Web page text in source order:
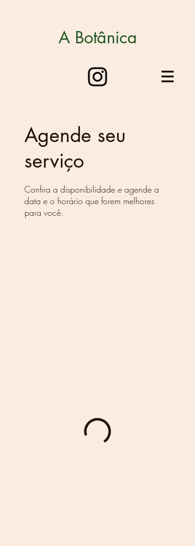
A Botânica
Agende seu
serviço
Confira a disponibilidade e agende a
data e o horário que forem melhores
para você.